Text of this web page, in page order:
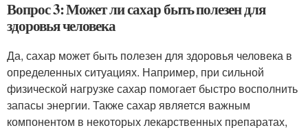
Вопрос 3: Может ли сахар быть полезен для
здоровья человека
Да, сахар может быть полезен для здоровья человека в
определенных ситуациях. Например, при сильной
физической нагрузке сахар помогает быстро восполнить
запасы энергии. Также сахар является важным
компонентом в некоторых лекарственных препаратах,